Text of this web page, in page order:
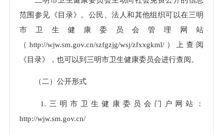
范围参见《目录》。公民、法人和其他组织可以在三明
市卫生健康委员会管理网站
（http://wjw.sm.gov.cn/szfgzjg/wsj/zfxxgkml/）上查阅
《目录》，也可以到三明市卫生健康委员会进行查阅。
（二）公开形式
1.三明市卫生健康委员会门户网站：
http://wjw.sm.gov.cn/